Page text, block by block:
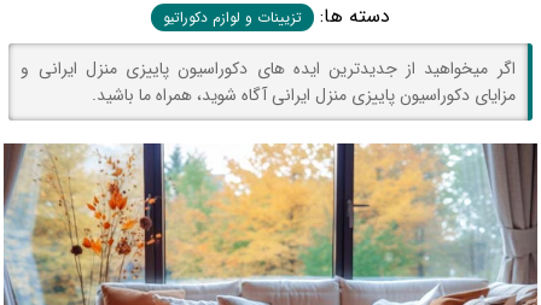
دسته ها: تزیینات و لوازم دکوراتیو
اگر میخواهید از جدیدترین ایده های دکوراسیون پاییزی منزل ایرانی و
مزایای دکوراسیون پاییزی منزل ایرانی آگاه شوید، همراه ما باشید.